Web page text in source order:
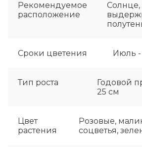
Рекомендуемое
расположение
Солнце,
Сроки цветения Июль -
Тип роста
Годовой
25 см
Цвет
растения
Розовые,
соцветья,